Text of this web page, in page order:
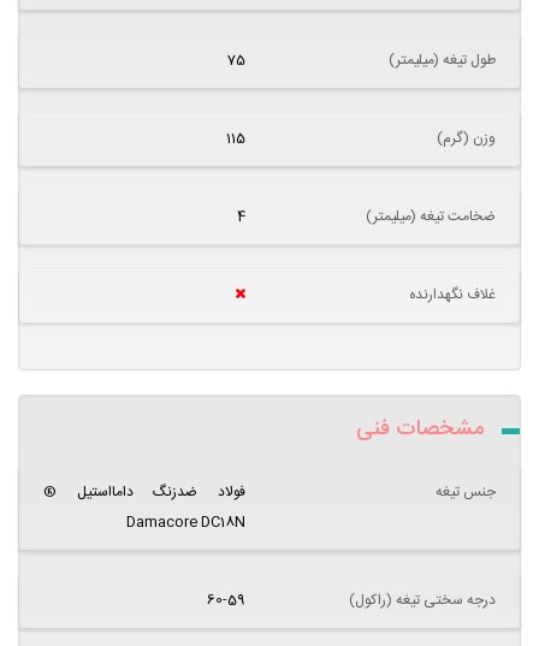
طول تیغه (میلیمتر) 75
وزن (گرم) 115
ضخامت تیغه (میلیمتر) 4
غلاف نگهدارنده
مشخصات فنی
جنس تیغه
فولاد ضدزنگ دامااستیل ®
Damacore DC18N
درجه سختی تیغه (راکول) 60-59